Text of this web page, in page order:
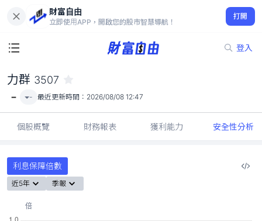
財富自由
立即使用APP，開啟您的股市智慧導航！
打開
登入
-
力群 3507
- - 最近更新時間： 2026/08/08 12:47
個股概覽 財務報表 獲利能力 安全性分析
利息保障倍數
近5年 季報